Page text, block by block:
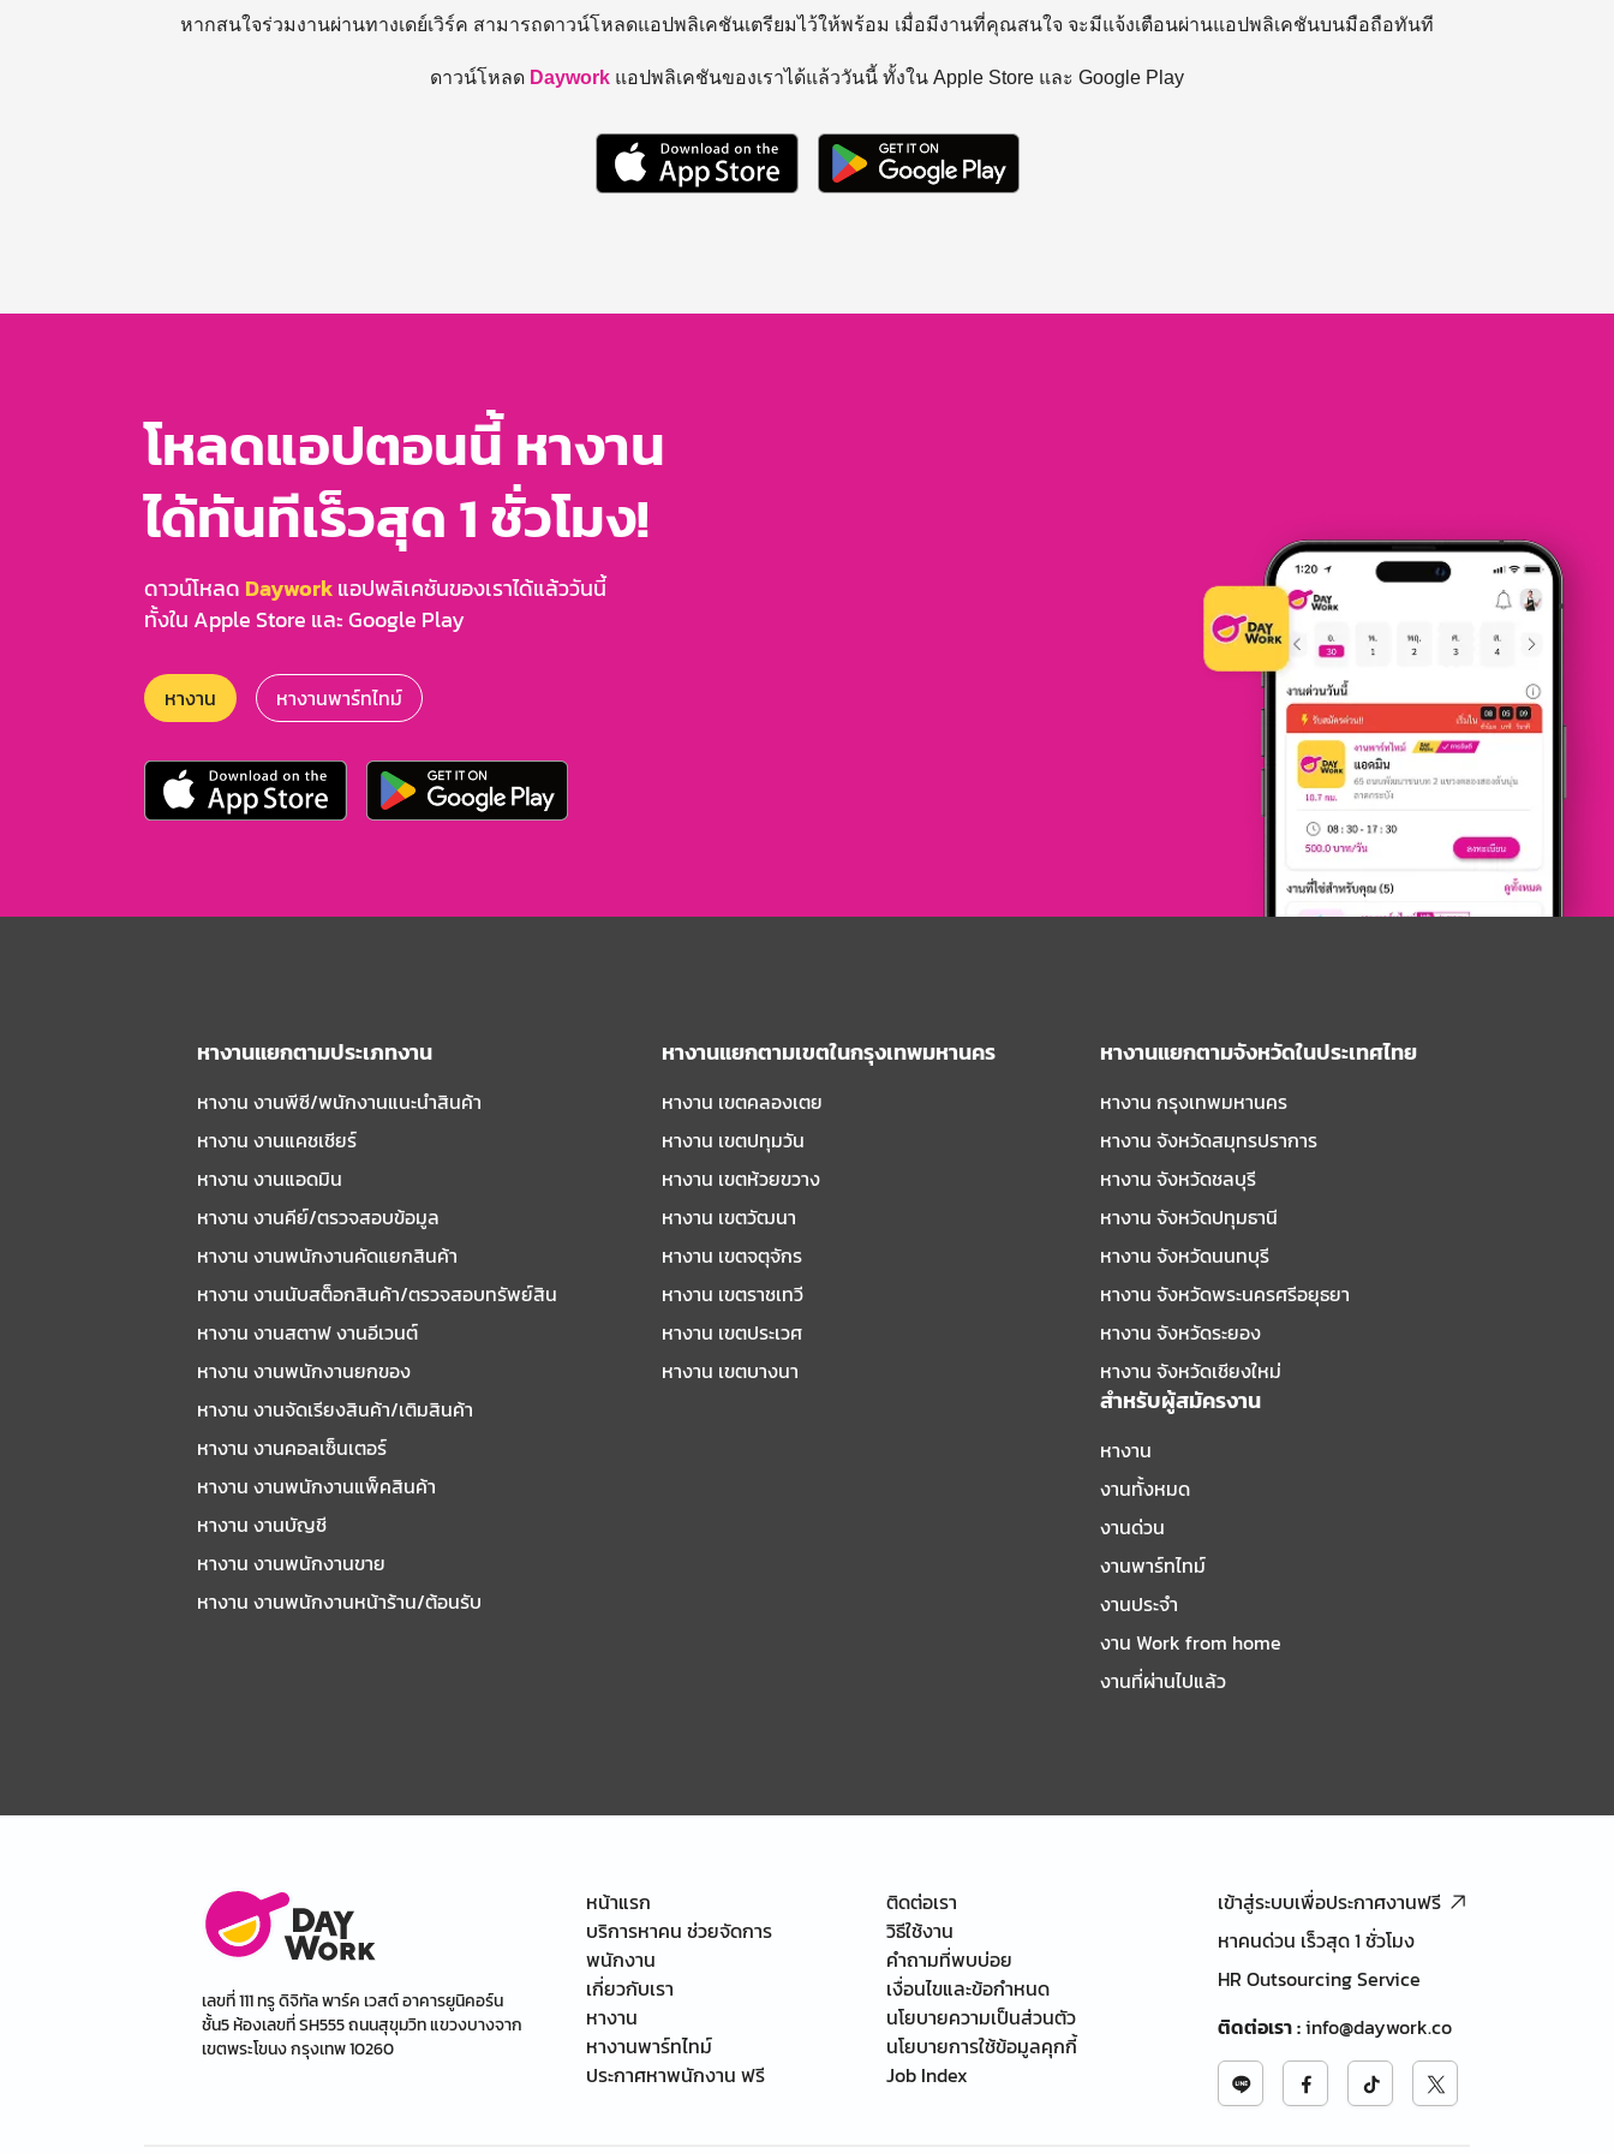
หากสนใจร่วมงานผ่านทางเดย์เวิร์ค สามารถดาวน์โหลดแอปพลิเคชันเตรียมไว้ให้พร้อม เมื่อมีงานที่คุณสนใจ จะมีแจ้งเตือนผ่านแอปพลิเคชันบนมือถือทันที
ดาวน์โหลด Daywork แอปพลิเคชันของเราได้แล้ววันนี้ ทั้งใน Apple Store และ Google Play
โหลดแอปตอนนี้ หางาน
ได้ทันทีเร็วสุด 1 ชั่วโมง!
ดาวน์โหลด Dayworkแอปพลิเคชันของเราได้แล้ววันนี้
ทั้งใน Apple Store และ Google Play
หางาน หางานพาร์ทไทม์
หางานแยกตามประเภทงาน
หางาน งานพีซี/พนักงานแนะนําสินค้า
หางาน งานแคชเชียร์
หางาน งานแอดมิน
หางาน งานคีย์/ตรวจสอบข้อมูล
หางาน งานพนักงานคัดแยกสินค้า
หางาน งานนับสต็อกสินค้า/ตรวจสอบทรัพย์สิน
หางาน งานสตาฟ งานอีเวนต์
หางาน งานพนักงานยกของ
หางาน งานจัดเรียงสินค้า/เติมสินค้า
หางาน งานคอลเซ็นเตอร์
หางาน งานพนักงานแพ็คสินค้า
หางาน งานบัญชี
หางาน งานพนักงานขาย
หางาน งานพนักงานหน้าร้าน/ต้อนรับ
หางานแยกตามเขตในกรุงเทพมหานคร
หางาน เขตคลองเตย
หางาน เขตปทุมวัน
หางาน เขตห้วยขวาง
หางาน เขตวัฒนา
หางาน เขตจตุจักร
หางาน เขตราชเทวี
หางาน เขตประเวศ
หางาน เขตบางนา
หางานแยกตามจังหวัดในประเทศไทย
หางาน กรุงเทพมหานคร
หางาน จังหวัดสมุทรปราการ
หางาน จังหวัดชลบุรี
หางาน จังหวัดปทุมธานี
หางาน จังหวัดนนทบุรี
หางาน จังหวัดพระนครศรีอยุธยา
หางาน จังหวัดระยอง
หางาน จังหวัดเชียงใหม่
สำหรับผู้สมัครงาน
หางาน
งานทั้งหมด
งานด่วน
งานพาร์ทไทม์
งานประจำ
งาน Work from home
งานที่ผ่านไปแล้ว
เลขที่ 111 ทรู ดิจิทัล พาร์ค เวสต์ อาคารยูนิคอร์น
ชั้น5 ห้องเลขที่ SH555 ถนนสุขุมวิท แขวงบางจาก
เขตพระโขนง กรุงเทพ 10260
หน้าแรก
บริการหาคน ช่วยจัดการ
พนักงาน
เกี่ยวกับเรา
หางาน
หางานพาร์ทไทม์
ประกาศหาพนักงาน ฟรี
ติดต่อเรา
วิธีใช้งาน
คำถามที่พบบ่อย
เงื่อนไขและข้อกำหนด
นโยบายความเป็นส่วนตัว
นโยบายการใช้ข้อมูลคุกกี้
Job Index
เข้าสู่ระบบเพื่อประกาศงานฟรี
หาคนด่วน เร็วสุด 1 ชั่วโมง
HR Outsourcing Service
ติดต่อเรา:info@daywork.co